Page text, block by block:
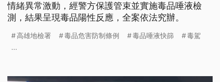
情緒異常激動，經警方保護管束並實施毒品唾液檢
測，結果呈現毒品陽性反應，全案依法究辦。
高雄地檢署 毒品危害防制條例 毒品唾液快篩
毒駕
...